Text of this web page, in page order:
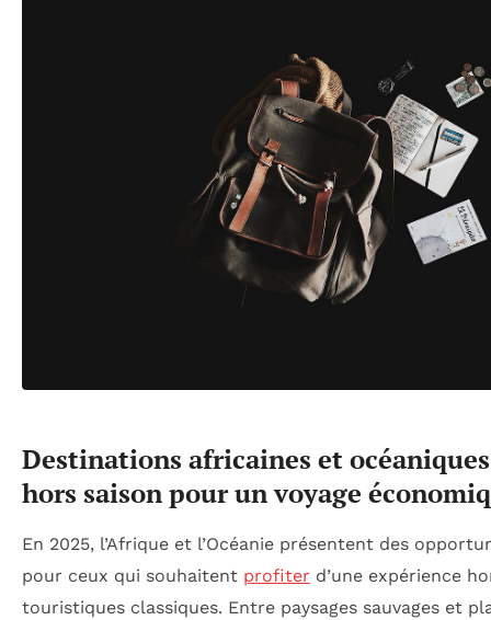
Destinations africaines et
hors saison pour un voyage
En 2025, l’Afrique et l’Océanie présentent des
pour ceux qui souhaitent profiter d’une expérience
touristiques classiques. Entre paysages sauvages et